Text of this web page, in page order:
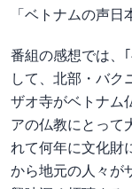
「ベトナムの声日
番組の感想では、
して、北部・バク
ザオ寺がベトナム
アの仏教にとって
れて何年に文化財
から地元の人々が